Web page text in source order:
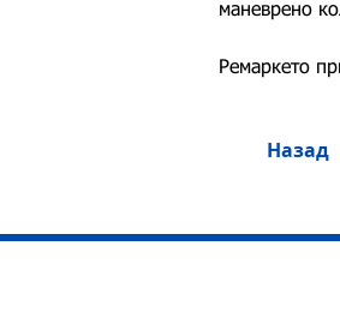
маневрено
Ремаркето
Назад